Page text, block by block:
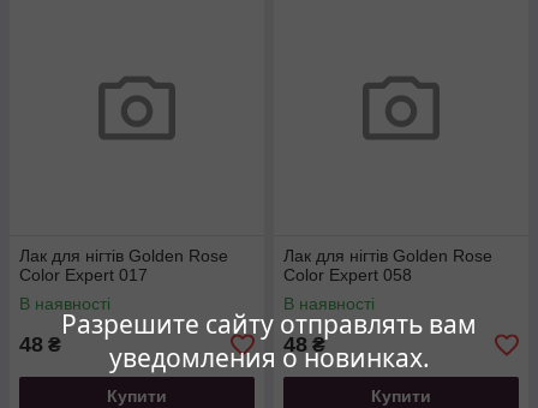
Разрешите сайту отправлять вам
уведомления о новинках.
Лак для нігтів Golden Rose
Color Expert 017
В наявності
48 ₴
Купити
Лак для нігтів Golden Rose
Color Expert 058
В наявності
48 ₴
Купити